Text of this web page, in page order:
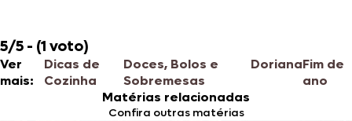
5/5 - (1 voto)
Ver
mais:
Dicas de
Cozinha
Doces, Bolos e
Sobremesas
DorianaFim de
ano
Matérias relacionadas
Confira outras matérias